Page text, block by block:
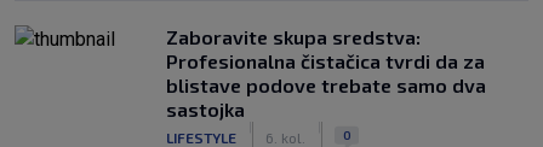
Zaboravite skupa sredstva:
Profesionalna čistačica tvrdi da za
blistave podove trebate samo dva
sastojka
LIFESTYLE 6. kol. 0